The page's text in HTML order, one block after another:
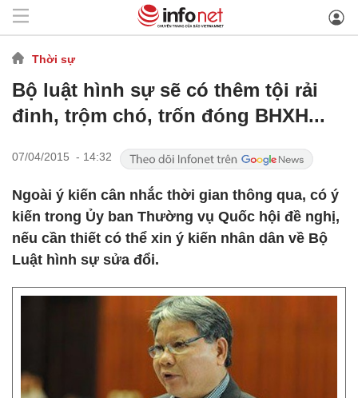
Thời sự
Bộ luật hình sự sẽ có thêm tội rải
đinh, trộm chó, trốn đóng BHXH...
07/04/2015 - 14:32
Ngoài ý kiến cân nhắc thời gian thông qua, có ý
kiến trong Ủy ban Thường vụ Quốc hội đề nghị,
nếu cần thiết có thể xin ý kiến nhân dân về Bộ
Luật hình sự sửa đổi.